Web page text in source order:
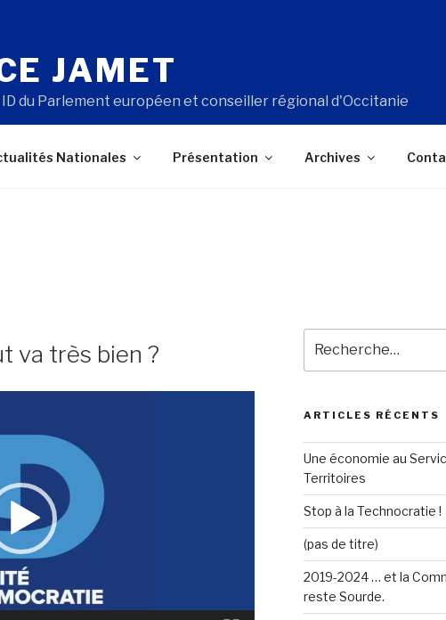
JAMET
du Parlement européen et conseiller régional d'Occitanie
Nationales Présentation Archives
va très bien ?
pour
ARTICLES RÉCENTS
Une économie au
Territoires
Stop à la Technocratie !
(pas de titre)
2019-2024 … et la
reste Sourde.